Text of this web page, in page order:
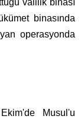
valilik binası
binasında
operasyonda
Musul'u